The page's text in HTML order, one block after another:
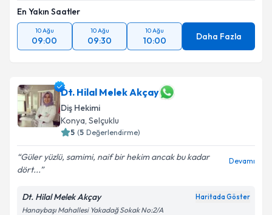
En Yakın Saatler
10 Ağu
09:00
10 Ağu
09:30
10 Ağu
10:00 Daha Fazla
Dt. Hilal Melek Akçay
Diş Hekimi
Konya, Selçuklu
5 (5 Değerlendirme)
Güler yüzlü, samimi, naif bir hekim ancak bu kadar
dört...
Devamı
Dt. Hilal Melek Akçay Haritada Göster
Hanaybaşı Mahallesi Yakadağ Sokak No:2/A